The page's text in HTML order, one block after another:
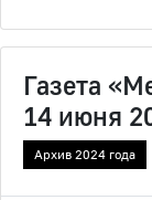
Газета
14 июня
Архив 2024 года